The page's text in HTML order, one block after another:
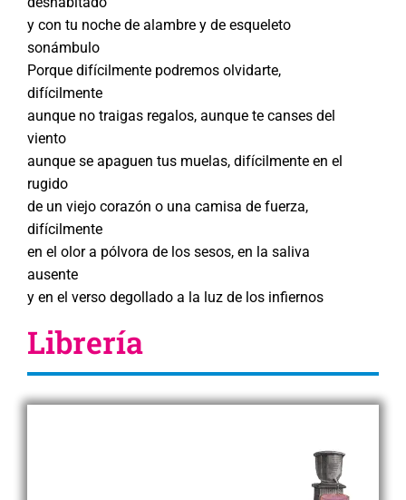
y con tu noche de alambre y de esqueleto
sonámbulo
Porque difícilmente podremos olvidarte,
difícilmente
aunque no traigas regalos, aunque te canses del
viento
aunque se apaguen tus muelas, difícilmente en el
rugido
de un viejo corazón o una camisa de fuerza,
difícilmente
en el olor a pólvora de los sesos, en la saliva
ausente
y en el verso degollado a la luz de los infiernos
Librería